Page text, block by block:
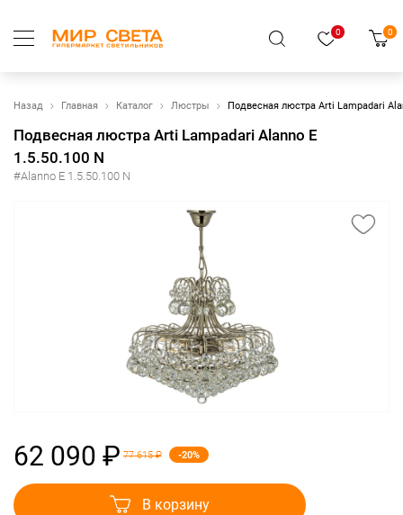
0 0
Назад Главная Каталог Люстры Подвесная люстра Arti Lampadari
Подвесная люстра Arti Lampadari Alanno E
1.5.50.100 N
#Alanno E 1.5.50.100 N
62 090 ₽ 77 615 ₽ -20%
В корзину